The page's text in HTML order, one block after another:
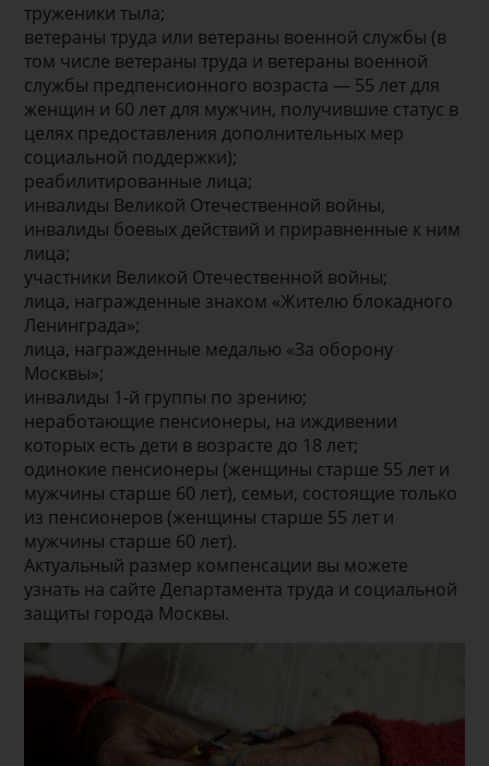
труженики тыла;
ветераны труда или ветераны военной службы (в
том числе ветераны труда и ветераны военной
службы предпенсионного возраста — 55 лет для
женщин и 60 лет для мужчин, получившие статус в
целях предоставления дополнительных мер
социальной поддержки);
реабилитированные лица;
инвалиды Великой Отечественной войны,
инвалиды боевых действий и приравненные к ним
лица;
участники Великой Отечественной войны;
лица, награжденные знаком «Жителю блокадного
Ленинграда»;
лица, награжденные медалью «За оборону
Москвы»;
инвалиды 1-й группы по зрению;
неработающие пенсионеры, на иждивении
которых есть дети в возрасте до 18 лет;
одинокие пенсионеры (женщины старше 55 лет и
мужчины старше 60 лет), семьи, состоящие только
из пенсионеров (женщины старше 55 лет и
мужчины старше 60 лет).
Актуальный размер компенсации вы можете
узнать на сайте Департамента труда и социальной
защиты города Москвы.